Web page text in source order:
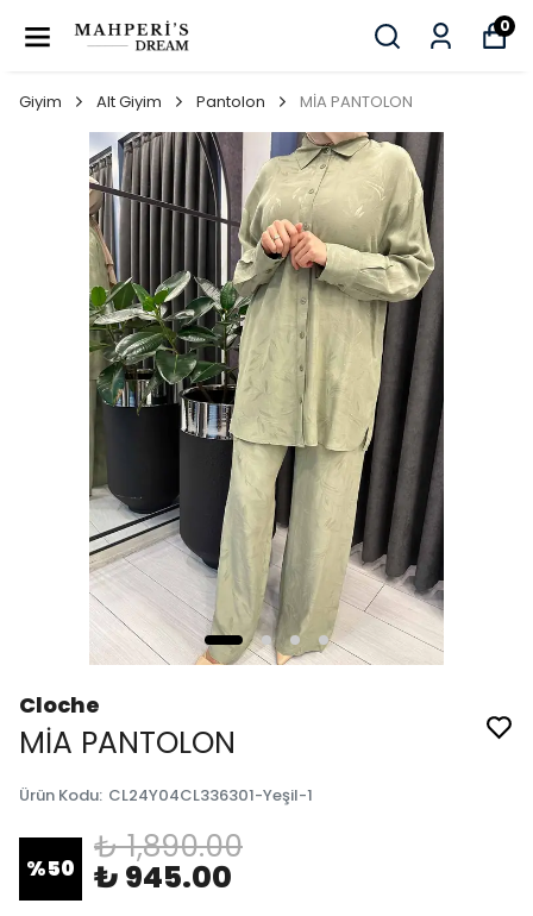
0
Giyim Alt Giyim Pantolon MİA PANTOLON
Cloche
MİA PANTOLON
Ürün Kodu: CL24Y04CL336301-Yeşil-1
%50
₺ 1,890.00
₺ 945.00